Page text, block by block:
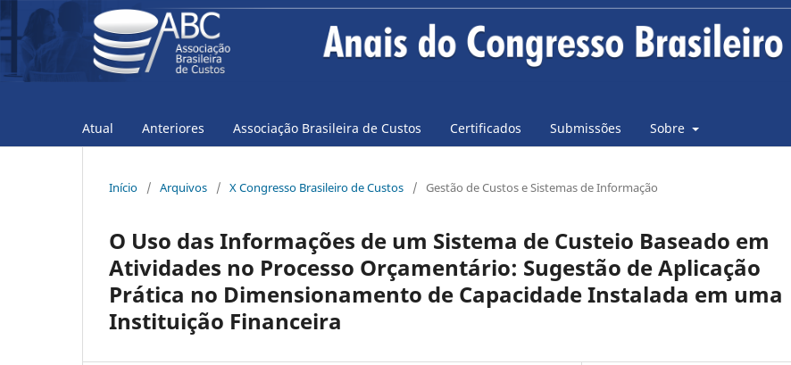
Atual Anteriores Associação Brasileira de Custos Certificados Submissões Sobre
Início / Arquivos / X Congresso Brasileiro de Custos / Gestão de Custos e Sistemas de Informação
O Uso das Informações de um Sistema de Custeio Baseado em
Atividades no Processo Orçamentário: Sugestão de Aplicação
Prática no Dimensionamento de Capacidade Instalada em uma
Instituição Financeira